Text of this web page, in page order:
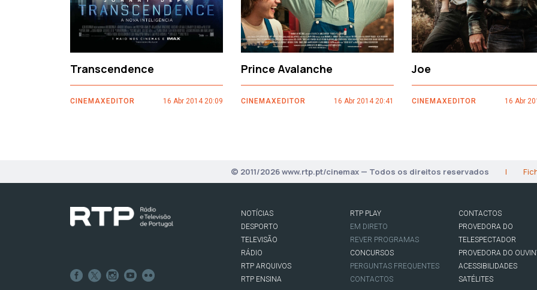
Transcendence
CINEMAXEDITOR 16 Abr 2014 20:09
Prince Avalanche
CINEMAXEDITOR 16 Abr 2014 20:41
Joe
CINEMAXEDITOR 16 Abr
© 2011/2026 www.rtp.pt/cinemax — Todos os direitos reservados |
NOTÍCIAS
DESPORTO
TELEVISÃO
RÁDIO
RTP ARQUIVOS
RTP ENSINA
RTP PLAY
EM DIRETO
REVER PROGRAMAS
CONCURSOS
PERGUNTAS FREQUENTES
CONTACTOS
CONTACTOS
PROVEDORA DO
TELESPECTADOR
PROVEDORA DO
ACESSIBILIDADES
SATÉLITES